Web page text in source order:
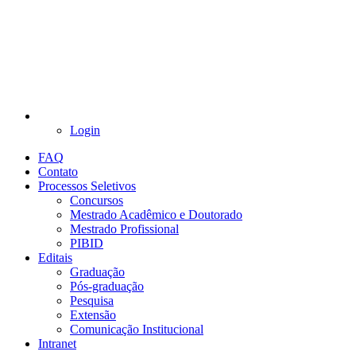
Login
FAQ
Contato
Processos Seletivos
Concursos
Mestrado Acadêmico e Doutorado
Mestrado Profissional
PIBID
Editais
Graduação
Pós-graduação
Pesquisa
Extensão
Comunicação Institucional
Intranet